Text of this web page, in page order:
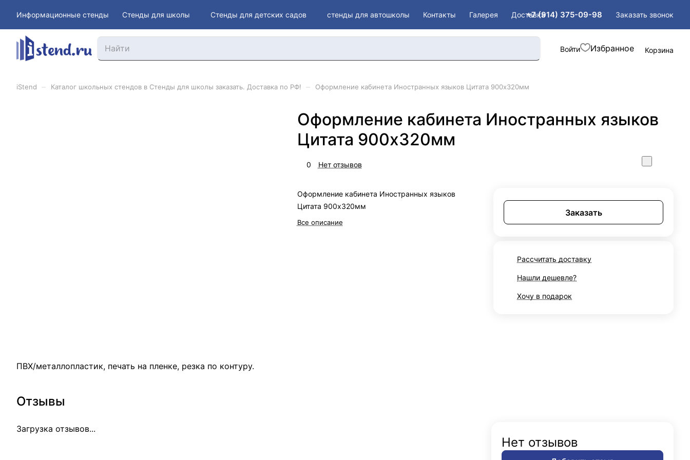
Информационные стенды Стенды для школы Стенды для детских садов стенды для автошколы Контакты Галерея Доставка
+7 (914) 375-09-98 Заказать звонок
Войти Корзина
iStend Каталог школьных стендов в Стенды для школы заказать. Доставка по РФ! Оформление кабинета Иностранныx языков Цитата 900х320мм
Оформление кабинета Иностранныx языков
Цитата 900х320мм
0 Нет отзывов
Оформление кабинета Иностранныx языков
Цитата 900х320мм
Все описание
Заказать
Рассчитать доставку
Нашли дешевле?
Хочу в подарок
ПВХ/металлопластик, печать на пленке, резка по контуру.
Отзывы
Загрузка отзывов...
Нет отзывов